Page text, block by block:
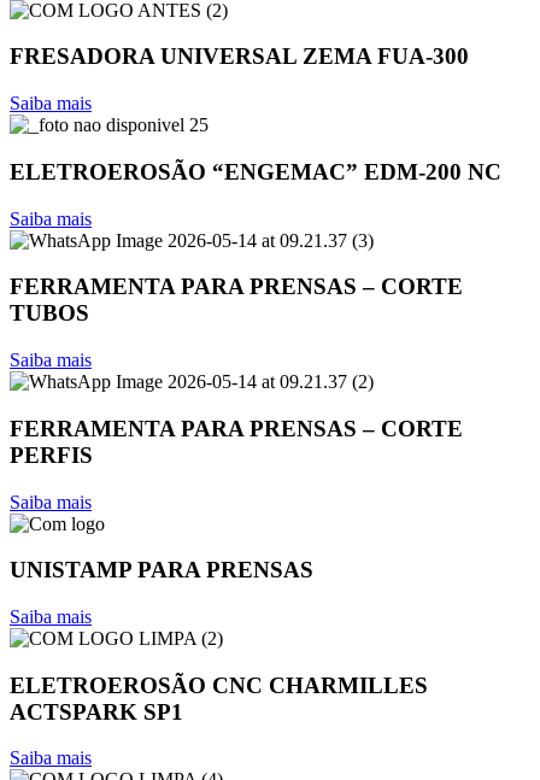
FRESADORA UNIVERSAL ZEMA FUA-300
Saiba mais
ELETROEROSÃO “ENGEMAC” EDM-200 NC
Saiba mais
FERRAMENTA PARA PRENSAS – CORTE
TUBOS
Saiba mais
FERRAMENTA PARA PRENSAS – CORTE
PERFIS
Saiba mais
UNISTAMP PARA PRENSAS
Saiba mais
ELETROEROSÃO CNC CHARMILLES
ACTSPARK SP1
Saiba mais